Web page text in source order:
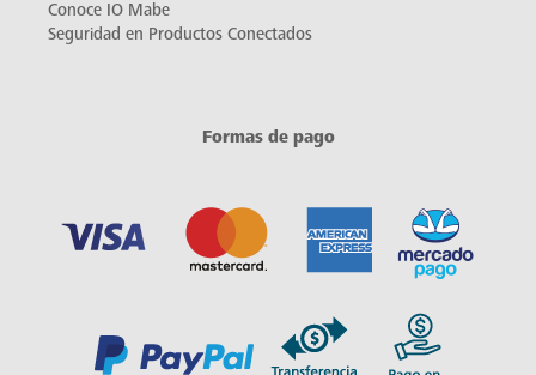
Conoce IO Mabe
Seguridad en Productos Conectados
Formas de pago